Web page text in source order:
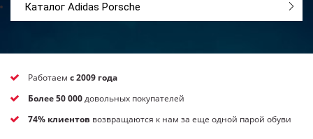
Каталог Adidas Porsche
Работаем с 2009 года
Более 50 000довольных покупателей
74% клиентов возвращаются к нам за еще одной парой обуви